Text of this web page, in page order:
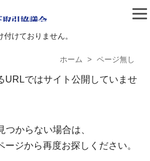
公益社団法人首都圏不
けておりません。
ホーム > ページ無し
URLではサイト公開していませ
からない場合は、
ジから再度お探しください。